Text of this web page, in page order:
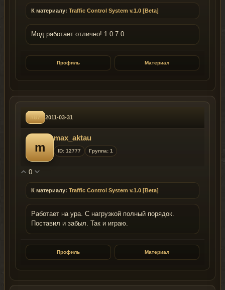
К материалу: Traffic Control System v.1.0 [Beta]
Мод работает отлично! 1.0.7.0
Профиль Материал
#87 2011-03-31
m
max_aktau
ID: 12777 Группа: 1
0
К материалу: Traffic Control System v.1.0 [Beta]
Работает на ура. С нагрузкой полный порядок.
Поставил и забыл. Так и играю.
Профиль Материал